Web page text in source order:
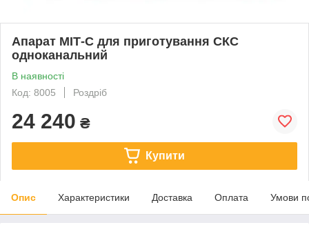
Апарат МІТ-С для приготування СКС
одноканальний
В наявності
Код: 8005
Роздріб
24 240 ₴
Купити
Опис Характеристики Доставка Оплата Умови